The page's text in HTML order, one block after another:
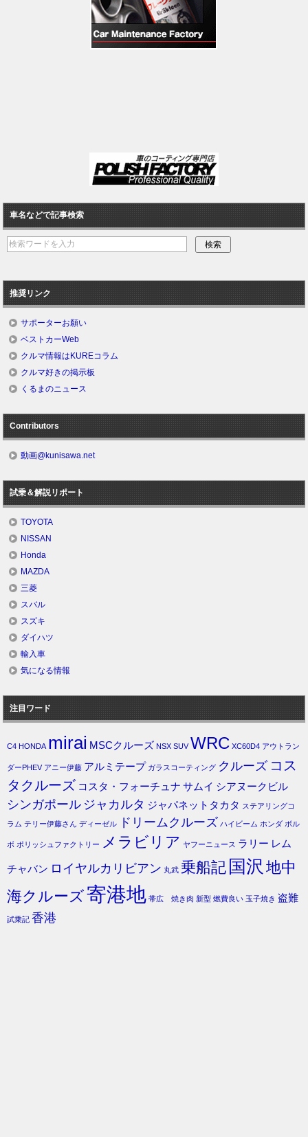
車名などで記事検索
推奨リンク
サポーターお願い
ベストカーWeb
クルマ情報はKUREコラム
クルマ好きの掲示板
くるまのニュース
Contributors
動画@kunisawa.net
試乗＆解説リポート
TOYOTA
NISSAN
Honda
MAZDA
三菱
スバル
スズキ
ダイハツ
輸入車
気になる情報
注目ワード
C4 HONDA mirai MSCクルーズ NSX SUV WRC XC60D4 アウトラン
ダーPHEV アニー伊藤 アルミテープ ガラスコーティング クルーズ コス
タクルーズ コスタ・フォーチュナ サムイ シアヌークビル
シンガポール ジャカルタ ジャパネットタカタ ステアリングコ
ラム テリー伊藤さん ディーゼル ドリームクルーズ ハイビーム ホンダ ボル
ボ ポリッシュファクトリー メラビリア ヤフーニュース ラリー レム
チャバン ロイヤルカリビアン 丸武 乗船記 国沢 地中
海クルーズ寄港地 帯広 焼き肉 新型 燃費良い 玉子焼き 盗難
試乗記 香港